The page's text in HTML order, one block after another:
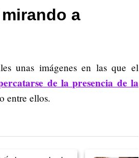
mirando a
unas imágenes en las que el
de la presencia de la
entre ellos.